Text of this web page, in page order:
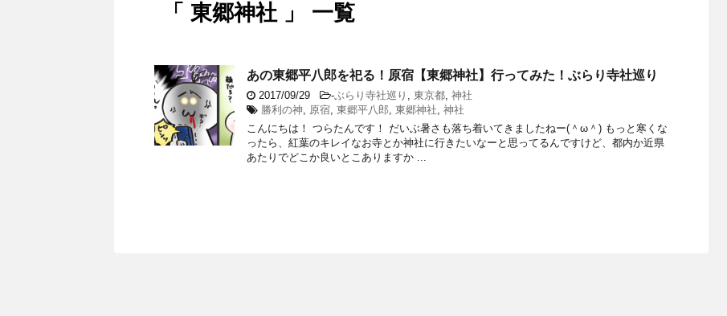
「 東郷神社 」 一覧
あの東郷平八郎を祀る！原宿【東郷神社】行ってみた！ぶらり寺社巡り
2017/09/29 -ぶらり寺社巡り , 東京都, 神社
勝利の神, 原宿, 東郷平八郎, 東郷神社, 神社
こんにちは！ つらたんです！ だいぶ暑さも落ち着いてきましたねー(＾ω＾) もっと寒くな
ったら、紅葉のキレイなお寺とか神社に行きたいなーと思ってるんですけど、都内か近県
あたりでどこか良いとこありますか ...